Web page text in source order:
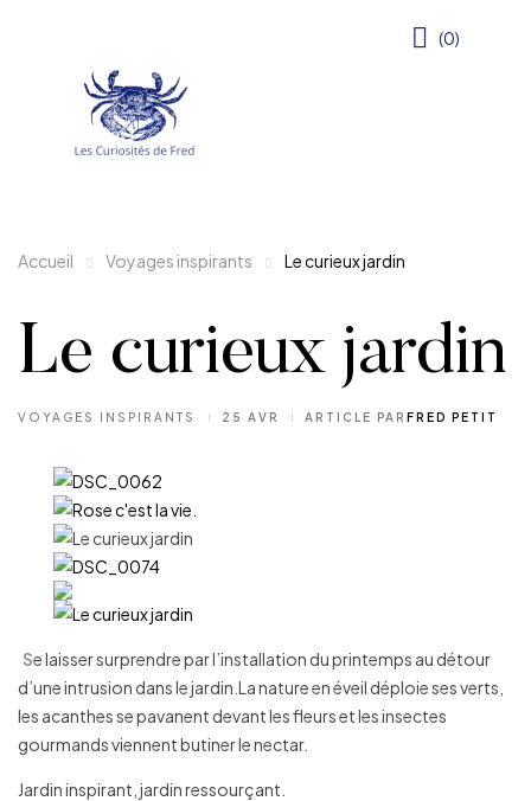
(0)
Accueil Voyages inspirants Le curieux jardin
Le curieux jardin
VOYAGES INSPIRANTS 25 AVR ARTICLE PAR FRED PETIT
Se laisser surprendre par l’installation du printemps au détour
d’une intrusion dans le jardin.La nature en éveil déploie ses verts,
les acanthes se pavanent devant les fleurs et les insectes
gourmands viennent butiner le nectar.
Jardin inspirant, jardin ressourçant.